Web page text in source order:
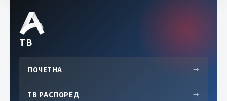
ТВ
ПОЧЕТНА →
ТВ РАСПОРЕД →